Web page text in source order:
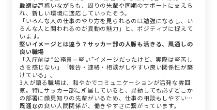
な違い。
最初は戸惑いながらも、周りの先輩や同期のサポートに支えら
れ、新しい環境に適応していったそう。
「いろんな人の仕事のやり方を見られるのは勉強になるし、い
ろんな人と関われるのが異動の魅力」と、ポジティブに捉えて
います。
堅いイメージとは違う？サッカー部の人脈も活きる、風通しの
良い職場
「入庁前は“公務員＝堅い”イメージだったけど、実際は堅苦し
さを感じない」「報告・連絡・相談がしやすい良い関係性が築
けている」。
3人が語る職場は、和やかでコミュニケーションが活発な雰囲
気。特にサッカー部に所属していると、異動しても必ずどこか
の部署に顔見知りの先輩がいるため、仕事の相談もしやすいの
だとか。
風通しの良い人間関係が、働きやすさに繋がっています。